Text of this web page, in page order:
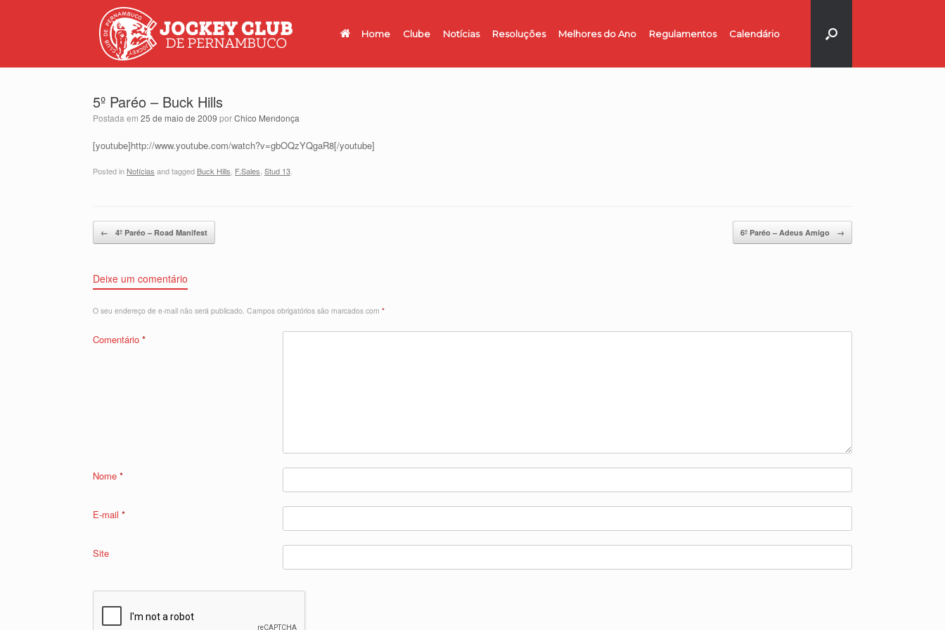
Home Clube Notícias Resoluções Melhores do Ano Regulamentos Calendário
5º Paréo – Buck Hills
Postada em 25 de maio de 2009 porChico Mendonça
[youtube]http://www.youtube.com/watch?v=gbOQzYQgaR8[/youtube]
Posted in Notícias and tagged Buck Hills F.Sales Stud 13
Post navigation
← 4º Paréo – Road Manifest 6º Paréo – Adeus Amigo →
Deixe um comentário
O seu endereço de e-mail não será publicado. Campos obrigatórios são marcados com *
Comentário *
Nome *
E-mail *
Site